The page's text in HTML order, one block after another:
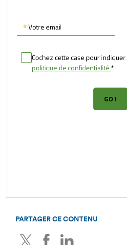
PARTAGER CE CONTENU
TwitterFacebook